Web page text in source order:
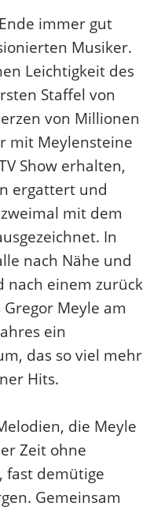
immer gut
Musiker.
Leichtigkeit des
Staffel von
von Millionen
mit Meylensteine
Show erhalten,
ergattert und
mit dem
In
nach Nähe und
nach einem zurück
Meyle am
ein
das so viel mehr
Hits.
die Meyle
Zeit ohne
fast demütige
Gemeinsam